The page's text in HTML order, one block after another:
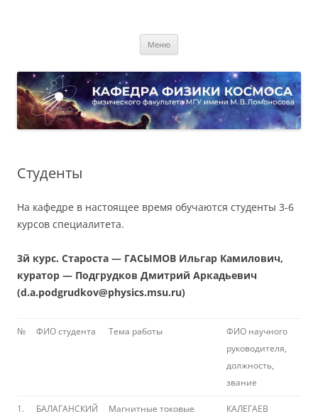
Меню
Студенты
На кафедре в настоящее время обучаются студенты 3-6
курсов специалитета.
3й курс. Cтароста — ГАСЫМОВ Ильгар Камилович,
куратор — Подгрудков Дмитрий Аркадьевич
(d.a.podgrudkov@physics.msu.ru)
№ ФИО студента Тема работы
ФИО научного
руководителя,
должность,
звание
1.
БАЛАГАНСКИЙ
Магнитные токовые
КАЛЕГАЕВ